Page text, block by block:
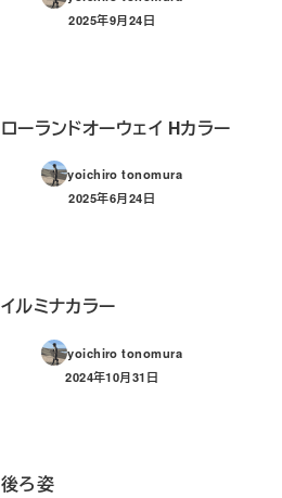
投稿日
2025年9月24日
ローランドオーウェイ Hカラー
yoichiro tonomura
投稿日
2025年6月24日
イルミナカラー
yoichiro tonomura
投稿日
2024年10月31日
後ろ姿